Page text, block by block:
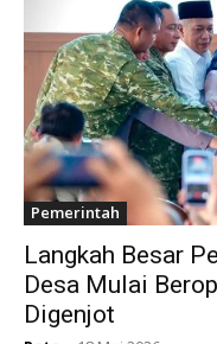
Pemerintah
Langkah Besar
Desa Mulai
Digenjot